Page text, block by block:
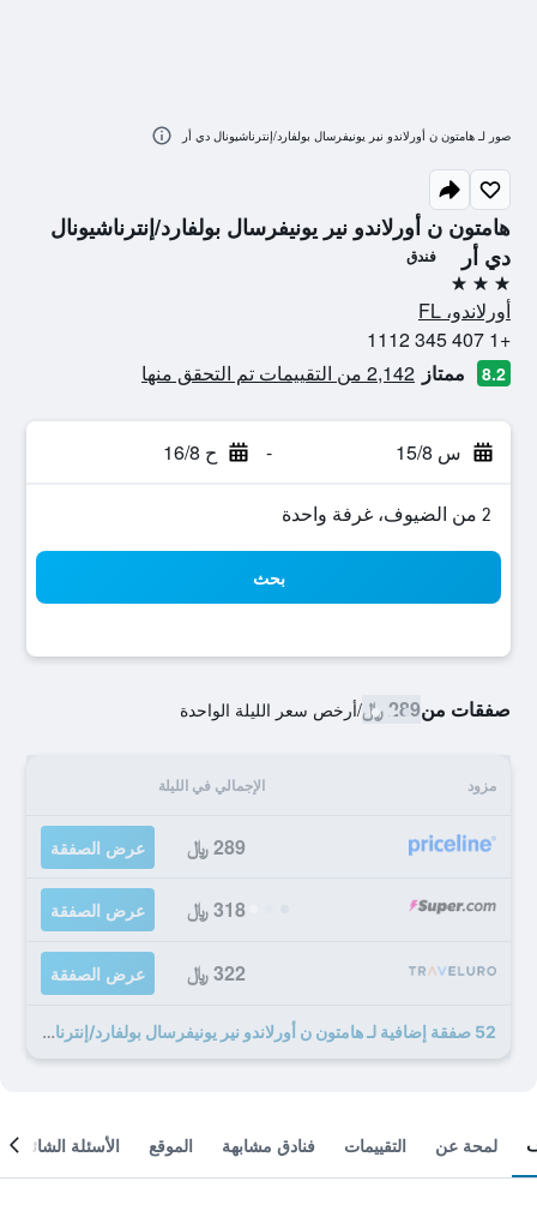
هامتون ن أورلاندو نير يونيفرسال بولفارد/إنترناشيونال
دي أر
فندق
3 نجوم
أورلاندو، FL
+1 407 345 1112
8.2 ممتاز 2,142 من التقييمات تم التحقق منها
س 15/8 - ح 16/8
2 من الضيوف، غرفة واحدة
بحث
صفقات من289 ﷼ /أرخص سعر الليلة الواحدة
مزود الإجمالي في الليلة
289 ﷼ عرض الصفقة
318 ﷼ عرض الصفقة
322 ﷼ عرض الصفقة
52 صفقة إضافية لـ هامتون ن أورلاندو نير يونيفرسال بولفارد/إنترناشيونال دي أر
صور لـ هامتون ن أورلاندو نير يونيفرسال بولفارد/إنترناشيونال دي أر
لمحة عن التقييمات فنادق مشابهة الموقع الأسئلة الشائعة